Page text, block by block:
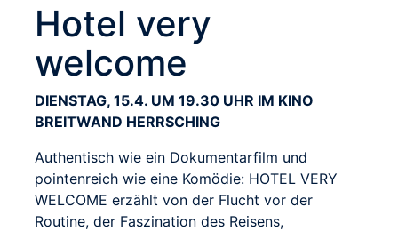
Hotel very
welcome
DIENSTAG, 15.4. UM 19.30 UHR IM KINO
BREITWAND HERRSCHING
Authentisch wie ein Dokumentarfilm und
pointenreich wie eine Komödie: HOTEL VERY
WELCOME erzählt von der Flucht vor der
Routine, der Faszination des Reisens,